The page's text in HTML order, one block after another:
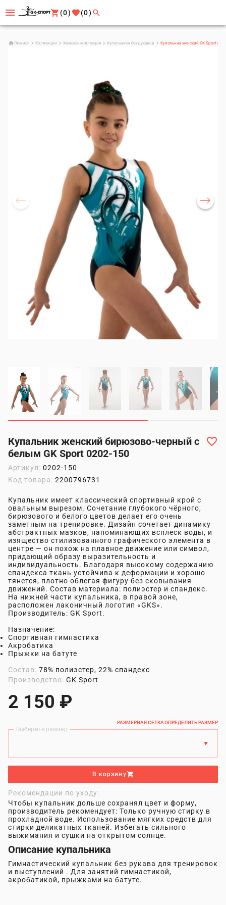
(0) (0)
Главная Коллекции Женская коллекция Купальники без рукавов Купальник женский GK Sport
Купальник женский бирюзово-черный с
белым GK Sport 0202-150
Артикул: 0202-150
Код товара: 2200796731
Купальник имеет классический спортивный крой с
овальным вырезом. Сочетание глубокого чёрного,
бирюзового и белого цветов делает его очень
заметным на тренировке. Дизайн сочетает динамику
абстрактных мазков, напоминающих всплеск воды, и
изящество стилизованного графического элемента в
центре — он похож на плавное движение или символ,
придающий образу выразительность и
индивидуальность. Благодаря высокому содержанию
спандекса ткань устойчива к деформации и хорошо
тянется, плотно облегая фигуру без сковывания
движений. Состав материала: полиэстер и спандекс.
На нижней части купальника, в правой зоне,
расположен лаконичный логотип «GKS».
Производитель: GK Sport.
Назначение:
Спортивная гимнастика
Акробатика
Прыжки на батуте
Состав: 78% полиэстер, 22% спандекс
Производство: GK Sport
2 150 ₽
РАЗМЕРНАЯ СЕТКАОПРЕДЕЛИТЬ РАЗМЕР
Выберите размер
В корзину
Рекомендации по уходу:
Чтобы купальник дольше сохранял цвет и форму,
производитель рекомендует: Только ручную стирку в
прохладной воде. Использование мягких средств для
стирки деликатных тканей. Избегать сильного
выжимания и сушки на открытом солнце.
Описание купальника
Гимнастический купальник без рукава для тренировок
и выступлений . Для занятий гимнастикой,
акробатикой, прыжками на батуте.